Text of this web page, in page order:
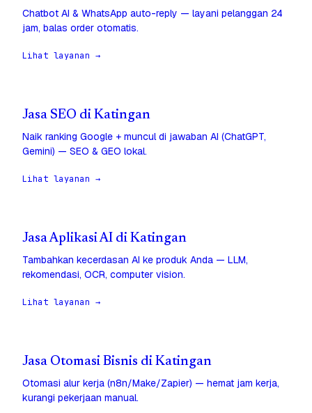
Chatbot AI & WhatsApp auto-reply — layani pelanggan 24
jam, balas order otomatis.
Lihat layanan →
Jasa SEO di Katingan
Naik ranking Google + muncul di jawaban AI (ChatGPT,
Gemini) — SEO & GEO lokal.
Lihat layanan →
Jasa Aplikasi AI di Katingan
Tambahkan kecerdasan AI ke produk Anda — LLM,
rekomendasi, OCR, computer vision.
Lihat layanan →
Jasa Otomasi Bisnis di Katingan
Otomasi alur kerja (n8n/Make/Zapier) — hemat jam kerja,
kurangi pekerjaan manual.